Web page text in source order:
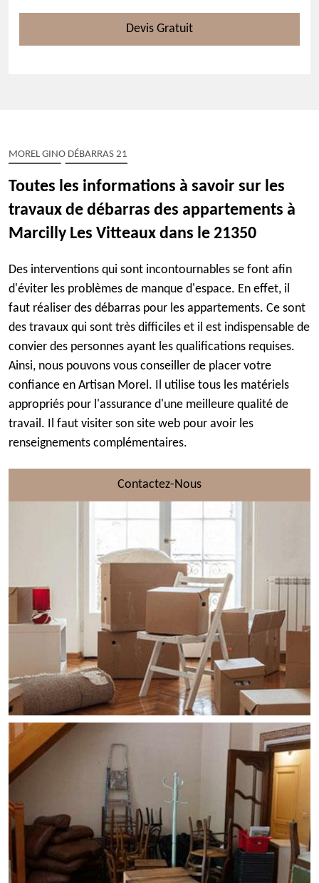
Devis Gratuit
MOREL GINO DÉBARRAS 21
Toutes les informations à savoir sur les
travaux de débarras des appartements à
Marcilly Les Vitteaux dans le 21350
Des interventions qui sont incontournables se font afin
d'éviter les problèmes de manque d'espace. En effet, il
faut réaliser des débarras pour les appartements. Ce sont
des travaux qui sont très difficiles et il est indispensable de
convier des personnes ayant les qualifications requises.
Ainsi, nous pouvons vous conseiller de placer votre
confiance en Artisan Morel. Il utilise tous les matériels
appropriés pour l'assurance d'une meilleure qualité de
travail. Il faut visiter son site web pour avoir les
renseignements complémentaires.
Contactez-Nous